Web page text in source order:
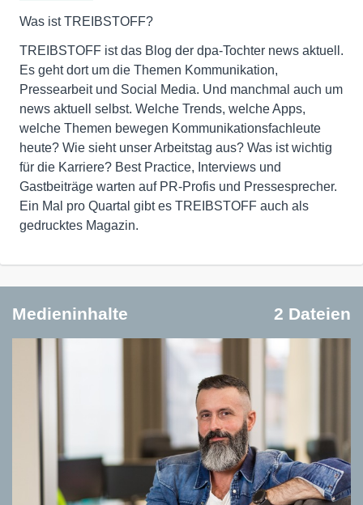
Was ist TREIBSTOFF?
TREIBSTOFF ist das Blog der dpa-Tochter news aktuell.
Es geht dort um die Themen Kommunikation,
Pressearbeit und Social Media. Und manchmal auch um
news aktuell selbst. Welche Trends, welche Apps,
welche Themen bewegen Kommunikationsfachleute
heute? Wie sieht unser Arbeitstag aus? Was ist wichtig
für die Karriere? Best Practice, Interviews und
Gastbeiträge warten auf PR-Profis und Pressesprecher.
Ein Mal pro Quartal gibt es TREIBSTOFF auch als
gedrucktes Magazin.
Medieninhalte 2 Dateien